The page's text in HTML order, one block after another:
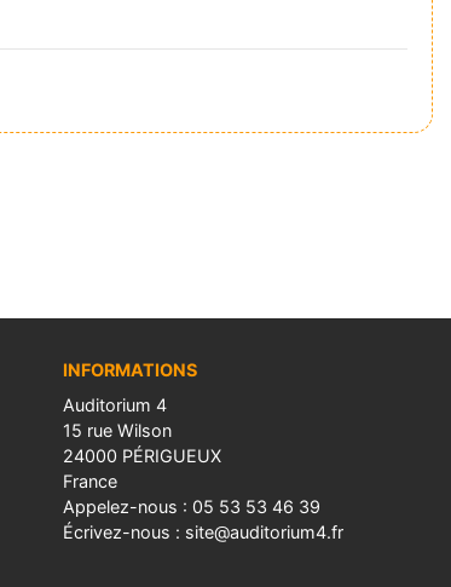
INFORMATIONS
Auditorium 4
15 rue Wilson
24000 PÉRIGUEUX
France
Appelez-nous : 05 53 53 46 39
Écrivez-nous : site@auditorium4.fr